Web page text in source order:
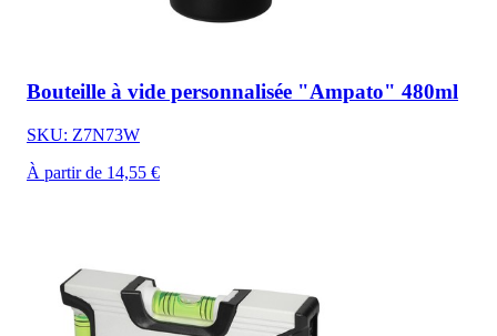
Bouteille à vide personnalisée "Ampato" 480ml
SKU: Z7N73W
À partir de 14,55 €